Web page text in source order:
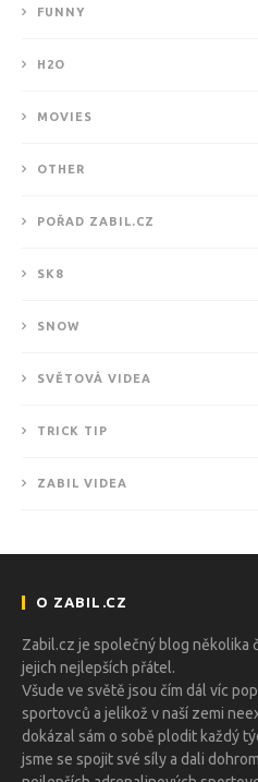
FUNNY
H2O
MOVIES
OTHER
POŘAD ZABIL.CZ
SK8
SNOW
SVĚTOVÁ VIDEA
TRICK TIP
ZABIL VIDEA
O ZABIL.CZ
Zabil.cz je společný blog několika
jejich nejlepších přátel.
Všude ve světě jsou čím dál víc
sportovců a jelikož v naší zemi
dokázal sám o sobě plodit každý
jsme se spojit své síly a dali